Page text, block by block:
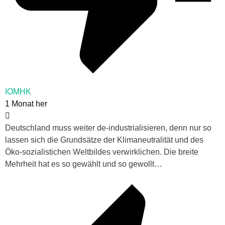
IOMHK
1 Monat her
Deutschland muss weiter de-industrialisieren, denn nur so
lassen sich die Grundsätze der Klimaneutralität und des
Öko-sozialistichen Weltbildes verwirklichen. Die breite
Mehrheit hat es so gewählt und so gewollt…